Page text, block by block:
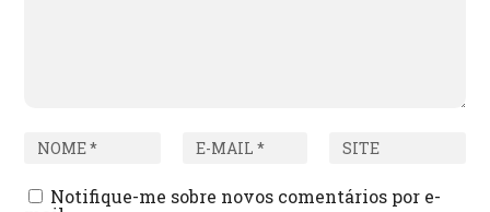
Notifique-me sobre novos comentários por e-